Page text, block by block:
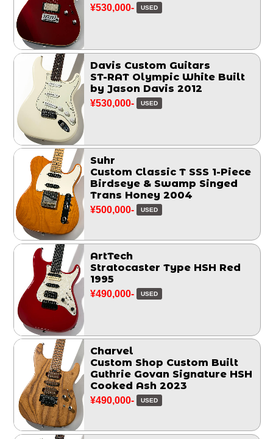
¥530,000- USED
Davis Custom Guitars
ST-RAT Olympic White Built
by Jason Davis 2012
¥530,000- USED
Suhr
Custom Classic T SSS 1-Piece
Birdseye & Swamp Singed
Trans Honey 2004
¥500,000- USED
ArtTech
Stratocaster Type HSH Red
1995
¥490,000- USED
Charvel
Custom Shop Custom Built
Guthrie Govan Signature HSH
Cooked Ash 2023
¥490,000- USED